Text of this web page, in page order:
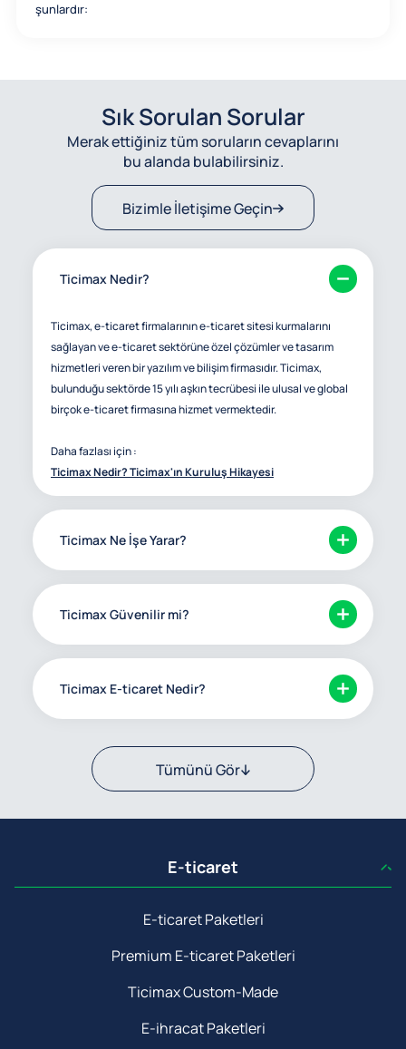
şunlardır:
Sık Sorulan Sorular
Merak ettiğiniz tüm soruların cevaplarını
bu alanda bulabilirsiniz.
Bizimle İletişime Geçin
Ticimax Nedir?
Ticimax, e-ticaret firmalarının e-ticaret sitesi kurmalarını
sağlayan ve e-ticaret sektörüne özel çözümler ve tasarım
hizmetleri veren bir yazılım ve bilişim firmasıdır. Ticimax,
bulunduğu sektörde 15 yılı aşkın tecrübesi ile ulusal ve global
birçok e-ticaret firmasına hizmet vermektedir.
Daha fazlası için :
Ticimax Nedir? Ticimax'ın Kuruluş Hikayesi
Ticimax Ne İşe Yarar?
Ticimax Güvenilir mi?
Ticimax E-ticaret Nedir?
Tümünü Gör
E-ticaret
E-ticaret Paketleri
Premium E-ticaret Paketleri
Ticimax Custom-Made
E-ihracat Paketleri